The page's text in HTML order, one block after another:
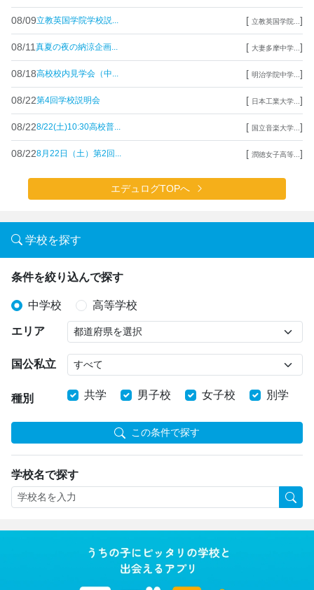
08/09立教英国学院学校説... [ 立教英国学院... ]
08/11 真夏の夜の納涼企画... [ 大妻多摩中学... ]
08/18高校校内見学会（中... [ 明治学院中学... ]
08/22第4回学校説明会 [ 日本工業大学... ]
08/228/22(土)10:30高校普... [ 国立音楽大学... ]
08/228月22日（土）第2回... [ 潤徳女子高等... ]
エデュログTOPへ
学校を探す
条件を絞り込んで探す
中学校 高等学校
エリア
国公私立
種別 共学 男子校 女子校 別学
この条件で探す
学校名で探す